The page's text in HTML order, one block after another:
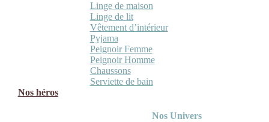
Linge de maison
Linge de lit
Vêtement d’intérieur
Pyjama
Peignoir Femme
Peignoir Homme
Chaussons
Serviette de bain
Nos héros
Nos Univers